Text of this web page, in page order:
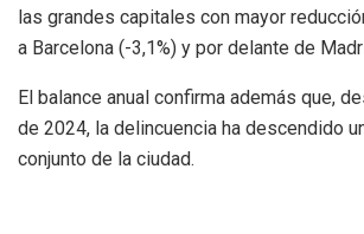
las grandes capitales con mayor
a Barcelona (-3,1%) y por delante de
El balance anual confirma además que,
de 2024, la delincuencia ha descendido
conjunto de la ciudad.